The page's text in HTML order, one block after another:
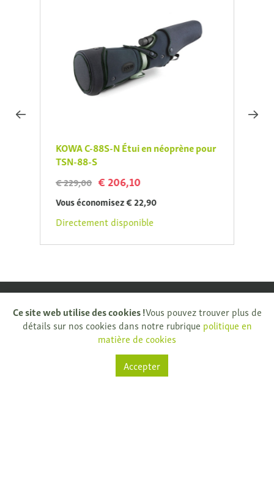
KOWA C-88S-N Étui en néoprène pour
TSN-88-S
€ 229,00 € 206,10
Vous économisez € 22,90
Directement disponible
Rijksweg 32
Ce site web utilise des cookies !Vous pouvez trouver plus de
détails sur nos cookies dans notre rubrique politique en
matière de cookies
Accepter